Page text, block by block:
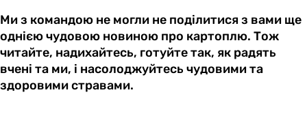
Ми з командою не могли не поділитися з вами ще
однією чудовою новиною про картоплю. Тож
читайте, надихайтесь, готуйте так, як радять
вчені та ми, і насолоджуйтесь чудовими та
здоровими стравами.